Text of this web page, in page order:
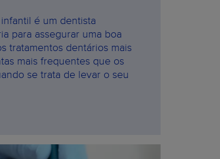
é um dentista
para assegurar uma boa
tratamentos dentários mais
mais frequentes que os
se trata de levar o seu